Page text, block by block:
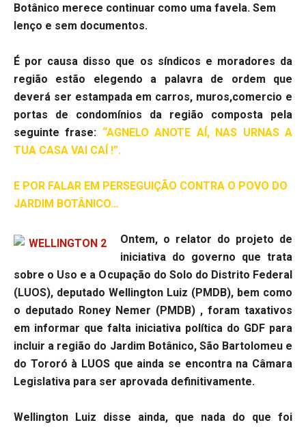
Botânico merece continuar como uma favela. Sem
lenço e sem documentos.
É por causa disso que os síndicos e moradores da
região estão elegendo a palavra de ordem que
deverá ser estampada em carros, muros,comercio e
portas de condomínios da região composta pela
seguinte frase: “AGNELO ANOTE AÍ, NAS URNAS A
TUA CASA VAI CAÍ !”.
E POR FALAR EM PERSEGUIÇÃO CONTRA O POVO DO
JARDIM BOTÂNICO…
Ontem, o relator do projeto de
iniciativa do governo que trata
sobre o Uso e a Ocupação do Solo do Distrito Federal
(LUOS), deputado Wellington Luiz (PMDB), bem como
o deputado Roney Nemer (PMDB) , foram taxativos
em informar que falta iniciativa política do GDF para
incluir a região do Jardim Botânico, São Bartolomeu e
do Tororó à LUOS que ainda se encontra na Câmara
Legislativa para ser aprovada definitivamente.
Wellington Luiz disse ainda, que nada do que foi